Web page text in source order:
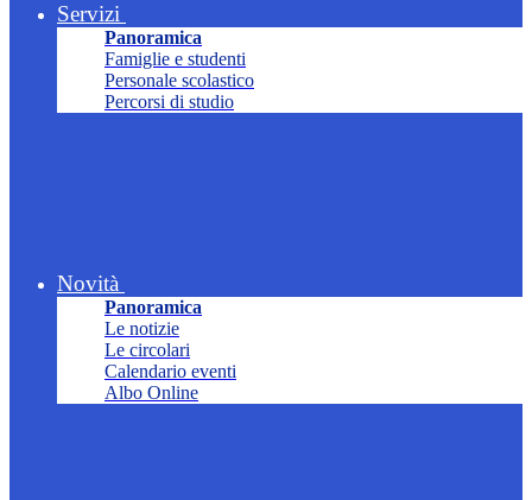
Servizi
Panoramica
Famiglie e studenti
Personale scolastico
Percorsi di studio
Novità
Panoramica
Le notizie
Le circolari
Calendario eventi
Albo Online